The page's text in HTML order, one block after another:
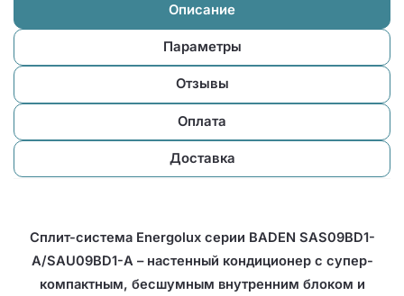
Описание
Параметры
Отзывы
Оплата
Доставка
Сплит-система Energolux серии BADEN SAS09BD1-
A/SAU09BD1-A – настенный кондиционер с супер-
компактным, бесшумным внутренним блоком и